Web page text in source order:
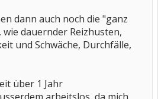
dann auch noch die "ganz
dauernder Reizhusten,
und Schwäche, Durchfälle,
über 1 Jahr